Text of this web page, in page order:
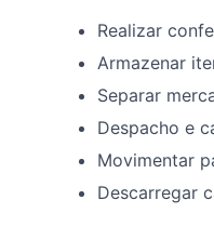
Realizar
Armazenar
Separar
Despacho e
Movimentar
Descarregar